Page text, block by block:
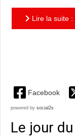
Lire la suite
Facebook
powered by social2s
Le jour